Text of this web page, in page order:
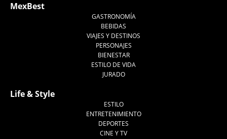
MexBest
GASTRONOMÍA
BEBIDAS
VIAJES Y DESTINOS
PERSONAJES
BIENESTAR
ESTILO DE VIDA
JURADO
Life & Style
ESTILO
ENTRETENIMIENTO
DEPORTES
CINE Y TV